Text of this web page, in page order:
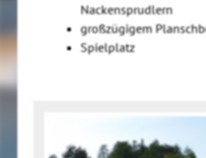
Nackensprudlern
großzügigem
Spielplatz